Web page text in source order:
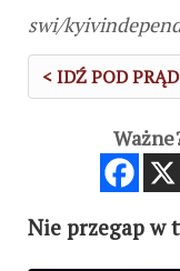
swi/
< IDŹ POD PRĄD
Nie przegap w